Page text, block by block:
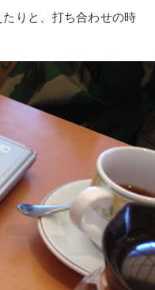
りと、打ち合わせの時